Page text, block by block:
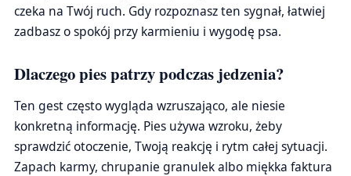
czeka na Twój ruch. Gdy rozpoznasz ten sygnał, łatwiej
zadbasz o spokój przy karmieniu i wygodę psa.
Dlaczego pies patrzy podczas jedzenia?
Ten gest często wygląda wzruszająco, ale niesie
konkretną informację. Pies używa wzroku, żeby
sprawdzić otoczenie, Twoją reakcję i rytm całej sytuacji.
Zapach karmy, chrupanie granulek albo miękka faktura